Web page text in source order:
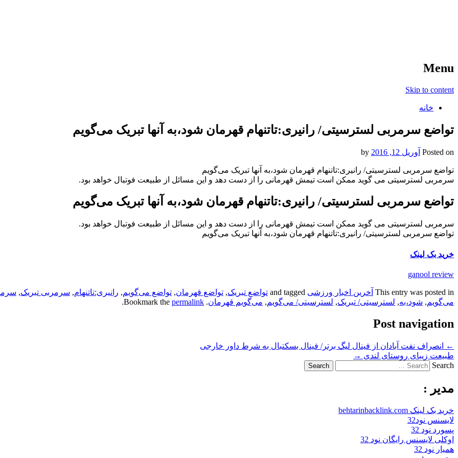
Menu
Skip to content
خانه
تواضع سرمربی لسترسیتی/ رانیری:تاتنهام قهرمان شود،به آنها تبریک می‌گویم
Posted on آوریل 12, 2016
تواضع سرمربی لسترسیتی/ رانیری:تاتنهام قهرمان شود،به آنها تبریک می‌گویم
سرمربی لسترسیتی می گوید ممکن است تیمش قهرمانی را از دست دهد و این مسائل از طبیعت فوتبال خواهد بود.
تواضع سرمربی لسترسیتی/ رانیری:تاتنهام قهرمان شود،به آنها تبریک می‌گویم
سرمربی لسترسیتی می گوید ممکن است تیمش قهرمانی را از دست دهد و این مسائل از طبیعت فوتبال خواهد بود.
تواضع سرمربی لسترسیتی/ رانیری:تاتنهام قهرمان شود،به آنها تبریک می‌گویم
خرید بک لینک
ganool review
This entry was posted in آخرین اخبار ورزشی تواضع تبریک, تواضع قهرمان, تواضع می‌گویم, رانیری:تاتنهام, سرمربی تبریک,
می‌گویم, شود،به, لسترسیتی/ تبریک, لسترسیتی/ می‌گویم, می‌گویم قهرمان. Bookmark the
permalink
.
Post navigation
←
انصراف نفت آبادان از فینال لیگ برتر/ فینال بسکتبال به شرط داور خارجی
طبیعت زیبای روستای لندی →
Search
مدیر :
خرید بک لینک behtarinbacklink.com
لایسنس نود32
پسورد نود 32
اوکلی لایسنس رایگان نود 32
همیار نود 32